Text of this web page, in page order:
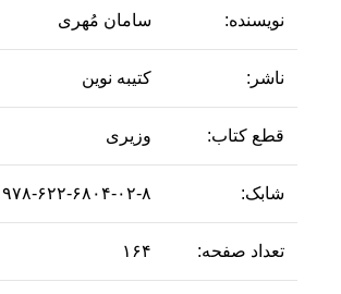
نویسنده: سامان مُهری
ناشر: کتیبه نوین
قطع کتاب: وزیری
شابک: ۹۷۸-۶۲۲-۶۸۰۴-۰۲-۸
تعداد صفحه: ۱۶۴